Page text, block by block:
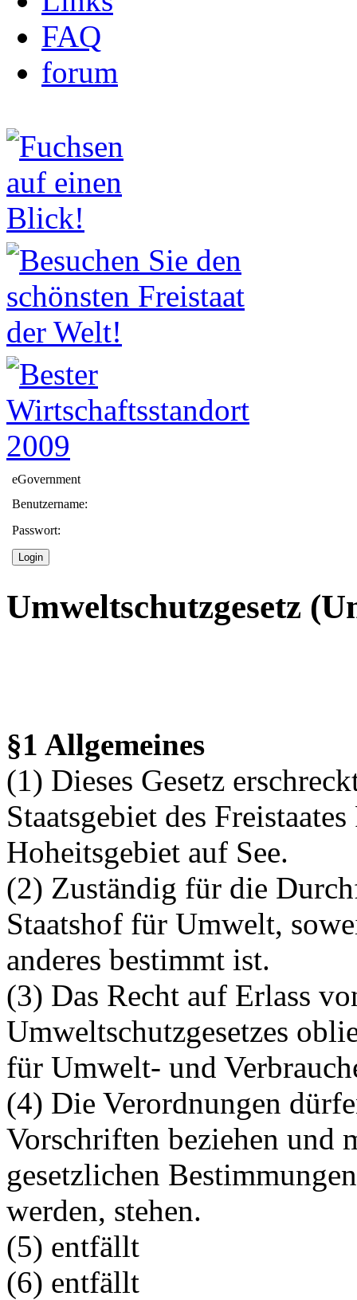
FAQ
forum
eGovernment
Benutzername:
Passwort:
Umweltschutzgesetz
§1 Allgemeines
(1) Dieses Gesetz
Staatsgebiet des
Hoheitsgebiet auf See.
(2) Zuständig für die
Staatshof für Umwelt,
anderes bestimmt ist.
(3) Das Recht auf Erlass
Umweltschutzgesetzes
für Umwelt- und
(4) Die Verordnungen
Vorschriften beziehen und
gesetzlichen
werden, stehen.
(5) entfällt
(6) entfällt